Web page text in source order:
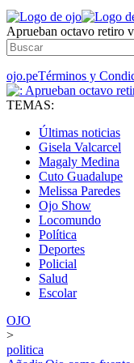
Aprueban octavo retiro
ojo.peTérminos y
TEMAS:
Últimas noticias
Gisela Valcarcel
Magaly Medina
Cuto Guadalupe
Melissa Paredes
Ojo Show
Locomundo
Política
Deportes
Policial
Salud
Escolar
OJO
>
politica